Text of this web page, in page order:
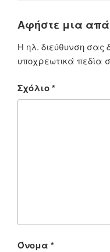
Αφήστε μια
Η ηλ. διεύθυνση σας
υποχρεωτικά πεδία
Σχόλιο*
Όνομα *